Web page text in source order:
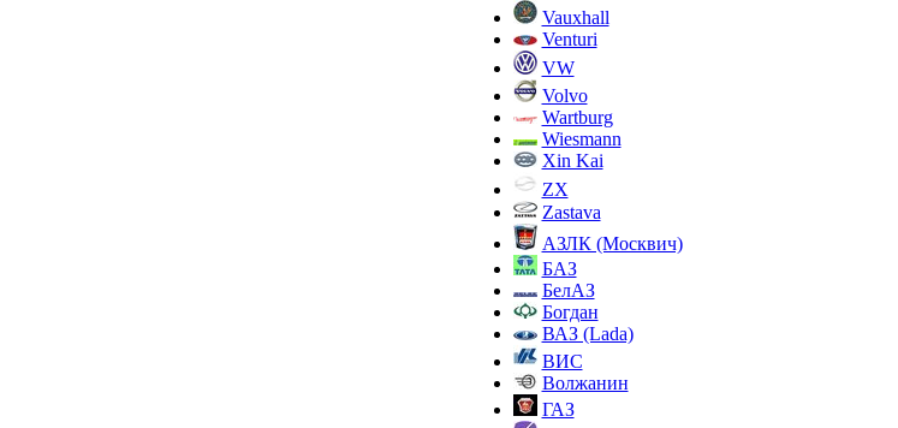
Vauxhall
Venturi
VW
Volvo
Wartburg
Wiesmann
Xin Kai
ZX
Zastava
АЗЛК (Москвич)
БАЗ
БелАЗ
Богдан
ВАЗ (Lada)
ВИС
Волжанин
ГАЗ